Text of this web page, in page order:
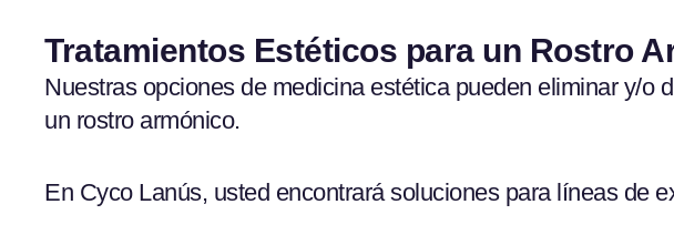
Tratamientos Estéticos para un Rostro
Nuestras opciones de medicina estética pueden eliminar y/o
un rostro armónico.
En Cyco Lanús, usted encontrará soluciones para líneas de